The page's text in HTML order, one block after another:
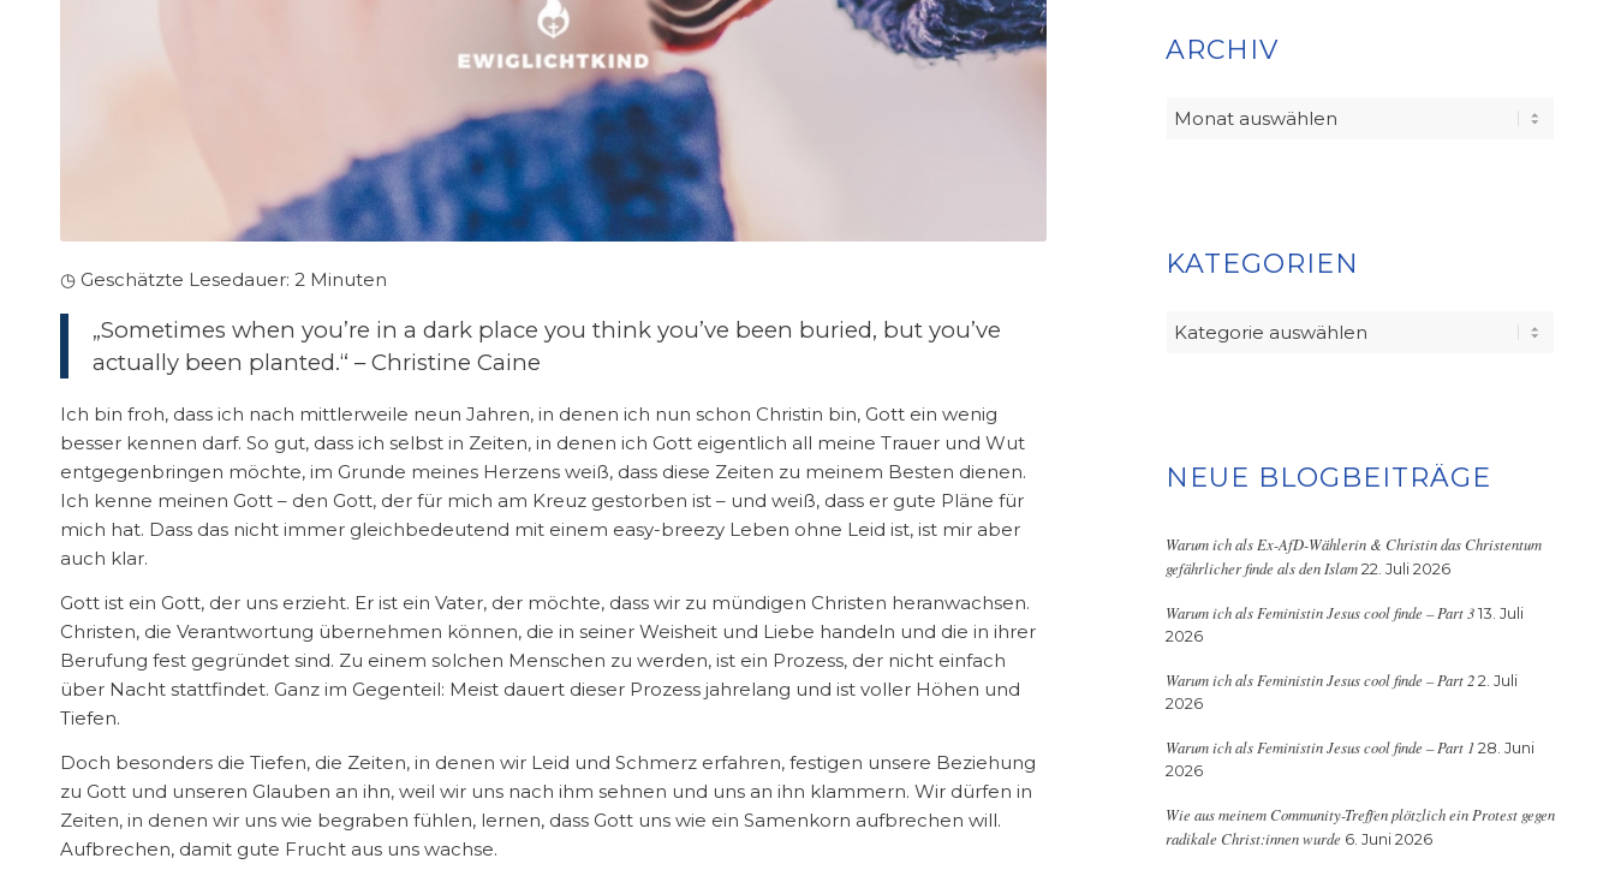
◷ Geschätzte Lesedauer: 2 Minuten
„Sometimes when you’re in a dark place you think you’ve been buried, but you’ve
actually been planted.“ – Christine Caine
Ich bin froh, dass ich nach mittlerweile neun Jahren, in denen ich nun schon Christin bin, Gott ein wenig
besser kennen darf. So gut, dass ich selbst in Zeiten, in denen ich Gott eigentlich all meine Trauer und Wut
entgegenbringen möchte, im Grunde meines Herzens weiß, dass diese Zeiten zu meinem Besten dienen.
Ich kenne meinen Gott – den Gott, der für mich am Kreuz gestorben ist – und weiß, dass er gute Pläne für
mich hat. Dass das nicht immer gleichbedeutend mit einem easy-breezy Leben ohne Leid ist, ist mir aber
auch klar.
Gott ist ein Gott, der uns erzieht. Er ist ein Vater, der möchte, dass wir zu mündigen Christen heranwachsen.
Christen, die Verantwortung übernehmen können, die in seiner Weisheit und Liebe handeln und die in ihrer
Berufung fest gegründet sind. Zu einem solchen Menschen zu werden, ist ein Prozess, der nicht einfach
über Nacht stattfindet. Ganz im Gegenteil: Meist dauert dieser Prozess jahrelang und ist voller Höhen und
Tiefen.
Doch besonders die Tiefen, die Zeiten, in denen wir Leid und Schmerz erfahren, festigen unsere Beziehung
zu Gott und unseren Glauben an ihn, weil wir uns nach ihm sehnen und uns an ihn klammern. Wir dürfen in
Zeiten, in denen wir uns wie begraben fühlen, lernen, dass Gott uns wie ein Samenkorn aufbrechen will.
Aufbrechen, damit gute Frucht aus uns wachse.
ARCHIV
KATEGORIEN
Kategorien
NEUE BLOGBEITRÄGE
Warum ich als Ex-AfD-Wählerin & Christin das Christentum
gefährlicher finde als den Islam 22. Juli 2026
Warum ich als Feministin Jesus cool finde – Part 3 13. Juli
2026
Warum ich als Feministin Jesus cool finde – Part 2 2. Juli
2026
Warum ich als Feministin Jesus cool finde – Part 1 28. Juni
2026
Wie aus meinem Community-Treffen plötzlich ein Protest gegen
radikale Christ:innen wurde 6. Juni 2026